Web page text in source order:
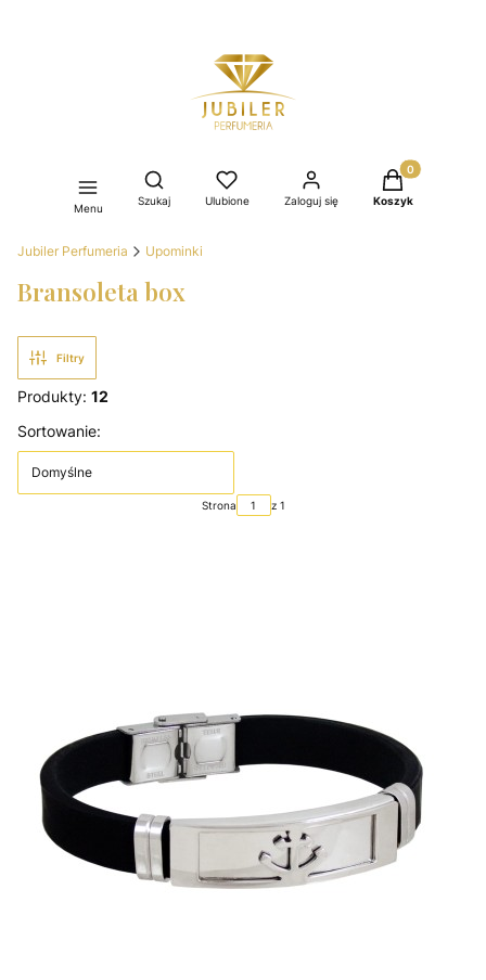
Menu
Otwórz wyszukiwarkę
Szukaj Ulubione Zaloguj się
Produkty w
Koszyk
Jubiler Perfumeria Upominki
Bransoleta box
Filtry
Produkty: 12
Lista produktów
Sortowanie:
Domyślne
Strona z 1